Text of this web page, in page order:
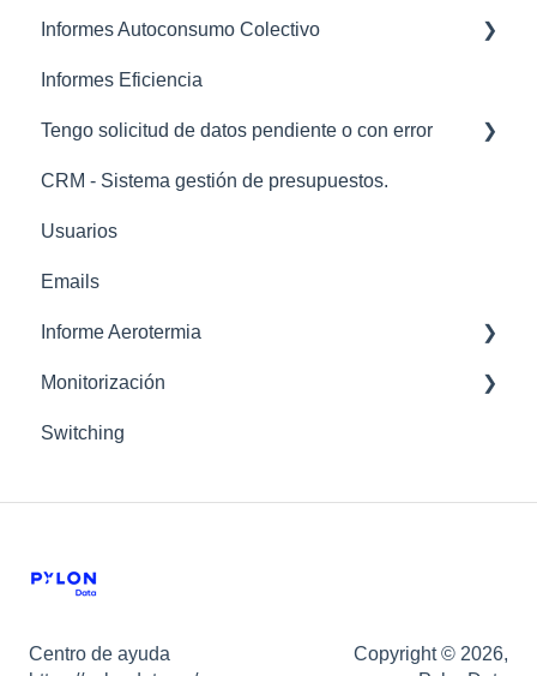
OCR Lector de factura - Formulario curvas tipo
Mano de Obra
Subvenciones
Métodos de Pago
Batería Virtual
Precios Compensación
Mantenimientos
Ficha tecnica
tarifas
calculos
Generación Presupuesto Autoconsumo
FAQS Resultados y Cálculos de los Informes
Errores Típicos al Generar Informe
Informes Autoconsumo Colectivo
Creación Comunidades / Proyectos
Sección CUPS
Sección Histórico Informes
Sección Configuración
Informes Eficiencia
Tengo solicitud de datos pendiente o con error
codigos error
CRM - Sistema gestión de presupuestos.
Usuarios
Emails
Informe Aerotermia
Informe aerotermia
Monitorización
Configuración
Switching
Centro de ayuda
Copyright © 2026,